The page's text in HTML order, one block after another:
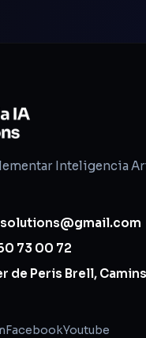
Inteligencia
73 00 72
de Peris Brell,
FacebookYoutube